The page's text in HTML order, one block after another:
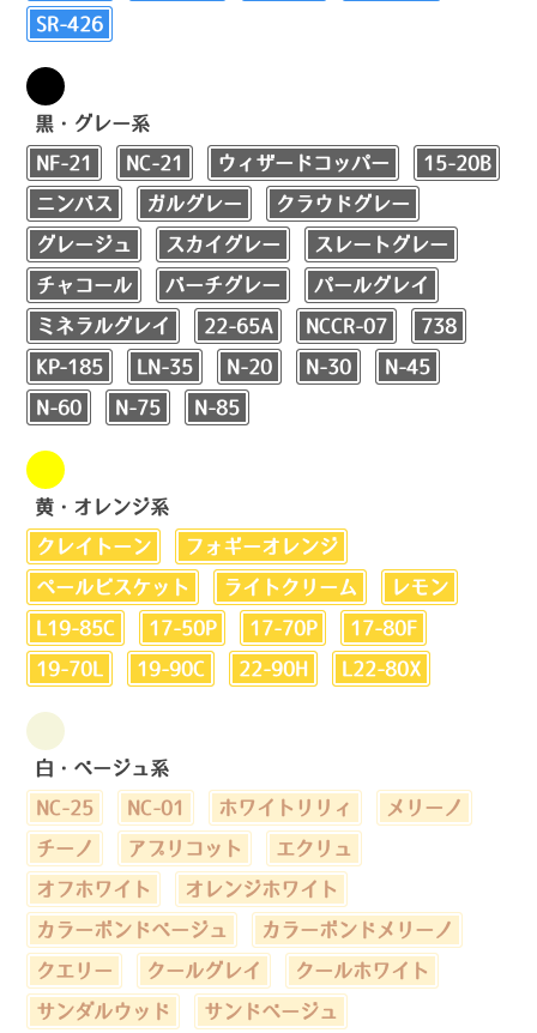
SR-426
黒・グレー系
NF-21 NC-21 ウィザードコッパー 15-20B
ニンバス ガルグレー クラウドグレー
グレージュ スカイグレー スレートグレー
チャコール バーチグレー パールグレイ
ミネラルグレイ 22-65A NCCR-07 738
KP-185 LN-35 N-20 N-30 N-45
N-60 N-75 N-85
黄・オレンジ系
クレイトーン フォギーオレンジ
ペールビスケット ライトクリーム レモン
L19-85C 17-50P 17-70P 17-80F
19-70L 19-90C 22-90H L22-80X
白・ベージュ系
NC-25 NC-01 ホワイトリリィ メリーノ
チーノ アプリコット エクリュ
オフホワイト オレンジホワイト
カラーボンドベージュ カラーボンドメリーノ
クエリー クールグレイ クールホワイト
サンダルウッド サンドベージュ